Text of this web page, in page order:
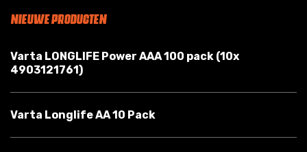
NIEUWE PRODUCTEN
Varta LONGLIFE Power AAA 100 pack (10x
4903121761)
Varta Longlife AA 10 Pack